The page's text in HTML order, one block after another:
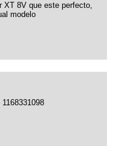
XT 8V que este perfecto,
modelo